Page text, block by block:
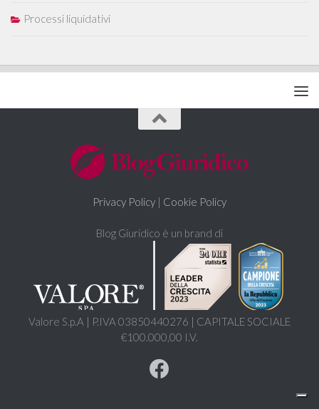
Processi liquidativi
Privacy Policy | Cookie Policy
Blog Giuridico è un brand di
Valore S.p.A | P.IVA 03850440276 | CAPITALE SOCIALE
€100.000,00 I.V.